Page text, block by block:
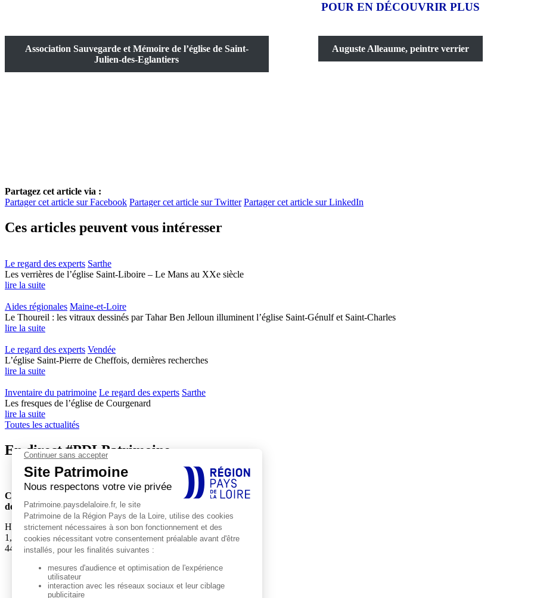
POUR EN DÉCOUVRIR PLUS
Association Sauvegarde et Mémoire de l’église de Saint-
Julien-des-Eglantiers
Auguste Alleaume, peintre verrier
Partagez cet article via :
Partager cet article sur Facebook Partager cet article sur Twitter Partager cet article sur LinkedIn
Ces articles peuvent vous intéresser
Le regard des experts Sarthe
Les verrières de l’église Saint-Liboire – Le Mans au XXe siècle
lire la suite
Aides régionales Maine-et-Loire
Le Thoureil : les vitraux dessinés par Tahar Ben Jelloun illuminent l’église Saint-Génulf et Saint-Charles
lire la suite
Le regard des experts Vendée
L’église Saint-Pierre de Cheffois, dernières recherches
lire la suite
Inventaire du patrimoine Le regard des experts Sarthe
Les fresques de l’église de Courgenard
lire la suite
Toutes les actualités
En direct #PDLPatrimoine
Conseil régional
des Pays de la Loire
Hôtel de Région
1, rue de la Loire
44966 Nantes Cedex 9
Actualités
Agenda